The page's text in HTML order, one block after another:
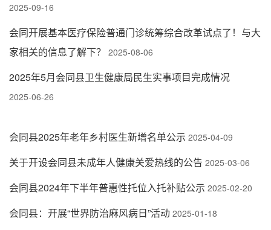
2025-09-16
会同开展基本医疗保险普通门诊统筹综合改革试点了！与大
家相关的信息了解下？ 2025-08-06
2025年5月会同县卫生健康局民生实事项目完成情况
2025-06-26
会同县2025年老年乡村医生新增名单公示 2025-04-09
关于开设会同县未成年人健康关爱热线的公告 2025-03-06
会同县2024年下半年普惠性托位入托补贴公示 2025-02-20
会同县：开展“世界防治麻风病日”活动 2025-01-18